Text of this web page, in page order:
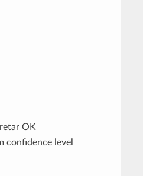
OK
confidence level